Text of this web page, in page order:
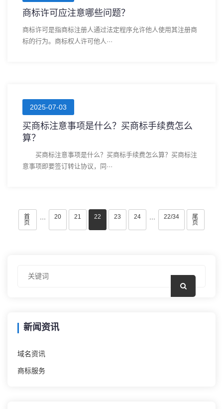
商标许可应注意哪些问题？
商标许可是指商标注册人通过法定程序允许他人使用其注册商
标的行为。商标权人许可他人···
2025-07-03
买商标注意事项是什么？买商标手续费怎么
算？
买商标注意事项是什么？买商标手续费怎么算？买商标注
意事项即要签订转让协议，同···
首
页
··· 20 21 22 23 24 ··· 22/34
尾
页
新闻资讯
域名资讯
商标服务